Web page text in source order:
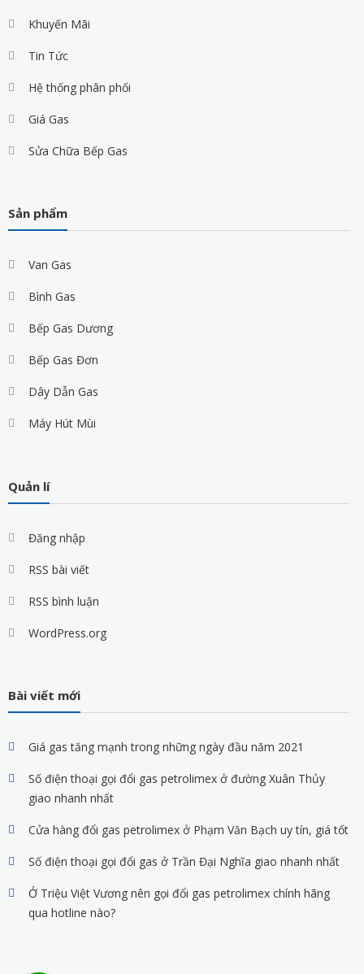
Khuyến Mãi
Tin Tức
Hệ thống phân phối
Giá Gas
Sửa Chữa Bếp Gas
Sản phẩm
Van Gas
Bình Gas
Bếp Gas Dương
Bếp Gas Đơn
Dây Dẫn Gas
Máy Hút Mùi
Quản lí
Đăng nhập
RSS bài viết
RSS bình luận
WordPress.org
Bài viết mới
Giá gas tăng mạnh trong những ngày đầu năm 2021
Số điện thoại gọi đổi gas petrolimex ở đường Xuân Thủy
giao nhanh nhất
Cửa hàng đổi gas petrolimex ở Phạm Văn Bạch uy tín, giá tốt
Số điện thoại gọi đổi gas ở Trần Đại Nghĩa giao nhanh nhất
Ở Triệu Việt Vương nên gọi đổi gas petrolimex chính hãng
qua hotline nào?